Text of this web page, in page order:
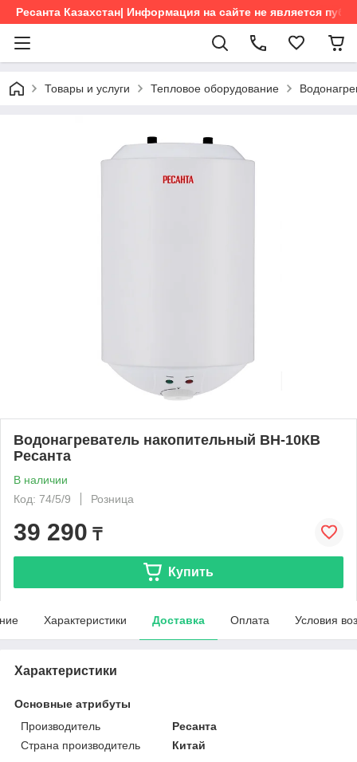
Ресанта Казахстан| Информация на сайте не является
Товары и услуги Тепловое оборудование
Водонагреватель накопительный ВН-10КВ
Ресанта
В наличии
Код: 74/5/9
Розница
39 290 ₸
Купить
Характеристики Доставка Оплата Условия
Характеристики
Основные атрибуты
Производитель
Ресанта
Страна производитель
Китай